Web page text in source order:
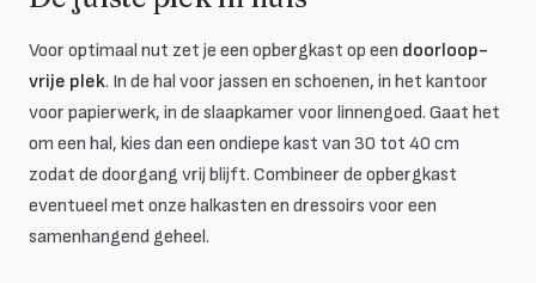
Voor optimaal nut zet je een opbergkast op een doorloop-
vrije plek. In de hal voor jassen en schoenen, in het kantoor
voor papierwerk, in de slaapkamer voor linnengoed. Gaat het
om een hal, kies dan een ondiepe kast van 30 tot 40 cm
zodat de doorgang vrij blijft. Combineer de opbergkast
eventueel met onze halkasten en dressoirs voor een
samenhangend geheel.